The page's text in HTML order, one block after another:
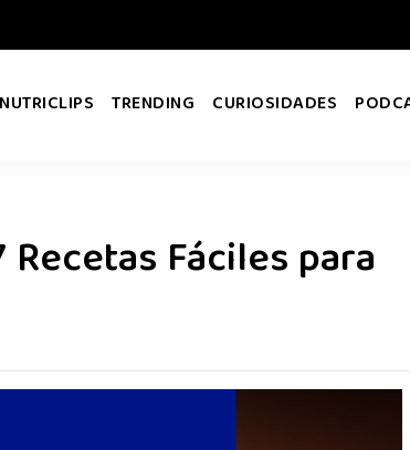
NUTRICLIPS TRENDING CURIOSIDADES
Fáciles para